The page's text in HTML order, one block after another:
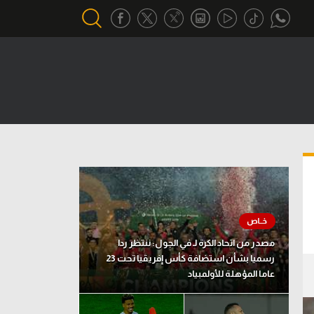
تحقيق في الجول
تقرير في الجول
تحليل في الجول
حكايات في الجول
كويز في الجول
فيديو في الجول
مصدر من اتحاد الكرة لـ في الجول: ننتظر ردا
رسميا بشأن استضافة كأس إفريقيا تحت 23
عاما المؤهلة للأولمبياد